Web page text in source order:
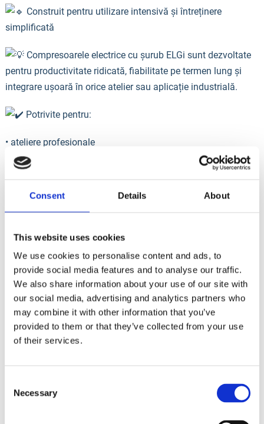
Consent Details About
This website uses cookies
We use cookies to personalise content and ads, to
provide social media features and to analyse our traffic.
We also share information about your use of our site with
our social media, advertising and analytics partners who
may combine it with other information that you’ve
provided to them or that they’ve collected from your use
of their services.
Selection
Necessary
Construit pentru utilizare intensivă și întreținere
simplificată
Compresoarele electrice cu șurub ELGi sunt dezvoltate
pentru productivitate ridicată, fiabilitate pe termen lung și
integrare ușoară în orice atelier sau aplicație industrială.
Potrivite pentru:
• ateliere profesionale
• service-uri și aplicații pneumatice
• producție și industrie
comprimat
Compacte, eficiente și pregătite pentru performanță
zilnică.
Descoperă gama completă:https://italiastar.ro/?s=elgi
0756.169.788
www.italiastar.ro